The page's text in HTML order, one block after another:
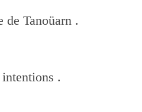
de Tanoüarn .
.